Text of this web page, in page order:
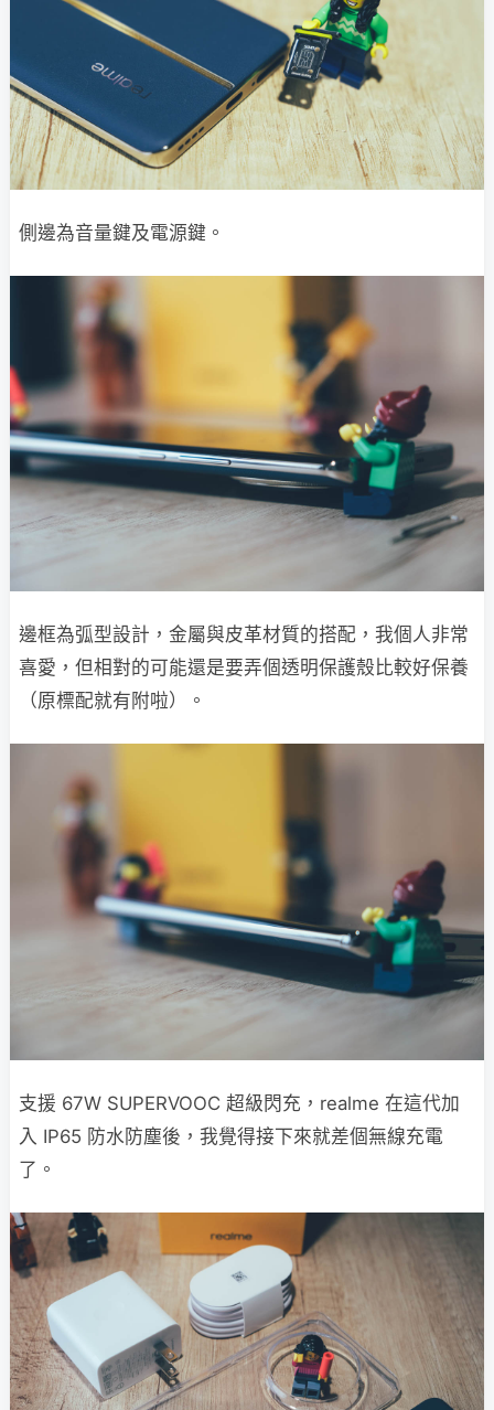
側邊為音量鍵及電源鍵。
邊框為弧型設計，金屬與皮革材質的搭配，我個人非常
喜愛，但相對的可能還是要弄個透明保護殼比較好保養
（原標配就有附啦）。
支援 67W SUPERVOOC 超級閃充，realme 在這代加
入 IP65 防水防塵後，我覺得接下來就差個無線充電
了。